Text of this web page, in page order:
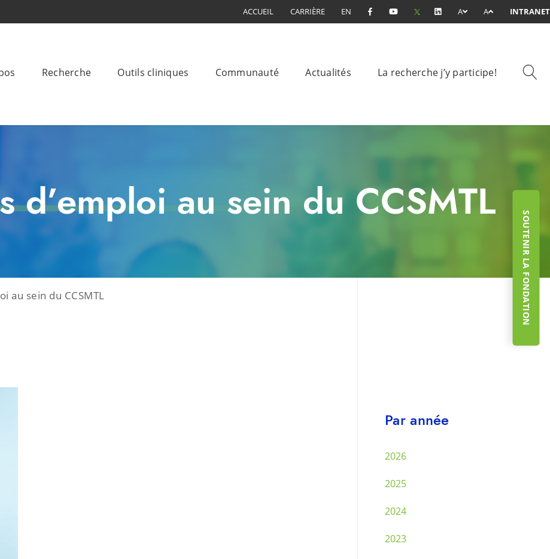
SOUTENIR LA FONDATION
ACCUEIL CARRIÈRE EN A A INTRANET
Recherche Outils cliniques Communauté Actualités La recherche j’y participe!
d’emploi au sein du CCSMTL
au sein du CCSMTL
Par année
2026
2025
2024
2023